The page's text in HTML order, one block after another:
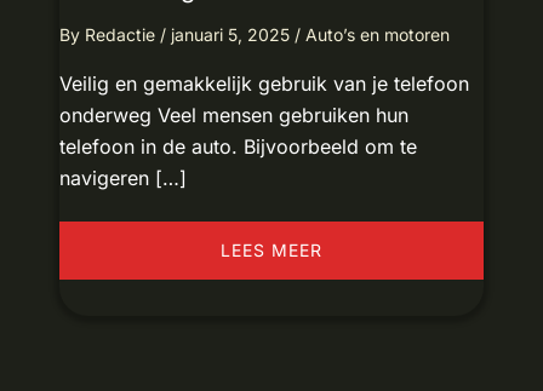
By Redactie / januari 5, 2025 / Auto’s en motoren
Veilig en gemakkelijk gebruik van je telefoon
onderweg Veel mensen gebruiken hun
telefoon in de auto. Bijvoorbeeld om te
navigeren […]
LEES MEER